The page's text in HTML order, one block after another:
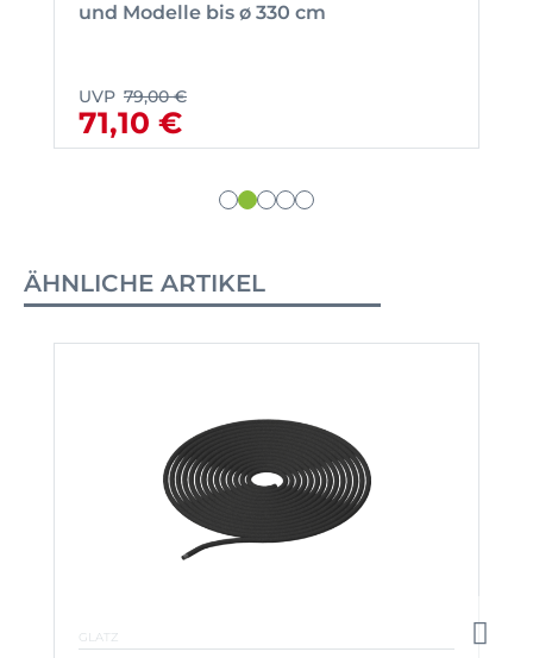
und Modelle bis ø 330 cm
UVP 79,00 €
71,10 €
ÄHNLICHE ARTIKEL
GLATZ